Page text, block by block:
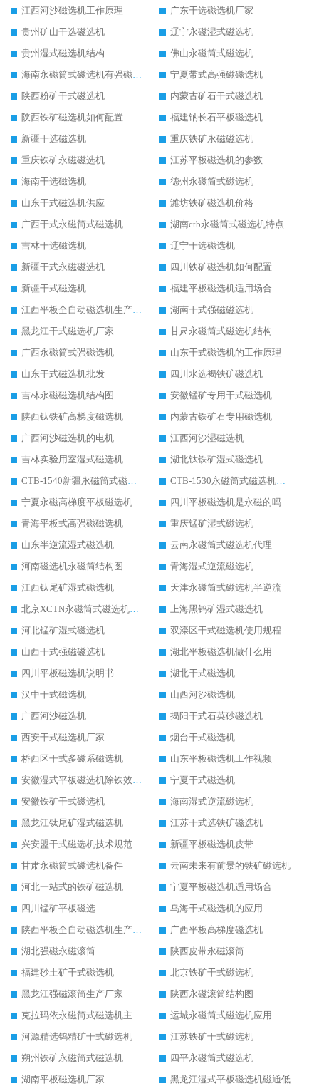
江西河沙磁选机工作原理
广东干选磁选机厂家
贵州矿山干选磁选机
辽宁永磁湿式磁选机
贵州湿式磁选机结构
佛山永磁筒式磁选机
海南永磁筒式磁选机有强磁的吗
宁夏带式高强磁磁选机
陕西粉矿干式磁选机
内蒙古矿石干式磁选机
陕西铁矿磁选机如何配置
福建钠长石平板磁选机
新疆干选磁选机
重庆铁矿永磁磁选机
重庆铁矿永磁磁选机
江苏平板磁选机的参数
海南干选磁选机
德州永磁筒式磁选机
山东干式磁选机供应
潍坊铁矿磁选机价格
广西干式永磁筒式磁选机
湖南ctb永磁筒式磁选机特点
吉林干选磁选机
辽宁干选磁选机
新疆干式永磁磁选机
四川铁矿磁选机如何配置
新疆干式磁选机
福建平板磁选机适用场合
江西平板全自动磁选机生产厂家
湖南干式强磁磁选机
黑龙江干式磁选机厂家
甘肃永磁筒式磁选机结构
广西永磁筒式强磁选机
山东干式磁选机的工作原理
山东干式磁选机批发
四川水选褐铁矿磁选机
吉林永磁磁选机结构图
安徽锰矿专用干式磁选机
陕西钛铁矿高梯度磁选机
内蒙古铁矿石专用磁选机
广西河沙磁选机的电机
江西河沙湿磁选机
吉林实验用室湿式磁选机
湖北钛铁矿湿式磁选机
CTB-1540新疆永磁筒式磁选机
CTB-1530永磁筒式磁选机代理商
宁夏永磁高梯度平板磁选机
四川平板磁选机是永磁的吗
青海平板式高强磁磁选机
重庆锰矿湿式磁选机
山东半逆流湿式磁选机
云南永磁筒式磁选机代理
河南磁选机永磁筒结构图
青海湿式逆流磁选机
江西钛尾矿湿式磁选机
天津永磁筒式磁选机半逆流
北京XCTN永磁筒式磁选机磁块位置
上海黑钨矿湿式磁选机
河北锰矿湿式磁选机
双滦区干式磁选机使用规程
山西干式强磁磁选机
湖北平板磁选机做什么用
四川平板磁选机说明书
湖北干式磁选机
汉中干式磁选机
山西河沙磁选机
广西河沙磁选机
揭阳干式石英砂磁选机
西安干式磁选机厂家
烟台干式磁选机
桥西区干式多磁系磁选机
山东平板磁选机工作视频
安徽湿式平板磁选机除铁效果怎么样
宁夏干式磁选机
安徽铁矿干式磁选机
海南湿式逆流磁选机
黑龙江钛尾矿湿式磁选机
江苏干式选铁矿磁选机
兴安盟干式磁选机技术规范
新疆平板磁选机皮带
甘肃永磁筒式磁选机备件
云南未来有前景的铁矿磁选机
河北一站式的铁矿磁选机
宁夏平板磁选机适用场合
四川锰矿平板磁选
乌海干式磁选机的应用
陕西平板全自动磁选机生产厂家
广西平板高梯度磁选机
湖北强磁永磁滚筒
陕西皮带永磁滚筒
福建砂土矿干式磁选机
北京铁矿干式磁选机
黑龙江强磁滚筒生产厂家
陕西永磁滚筒结构图
克拉玛依永磁筒式磁选机主要技术参数
运城永磁筒式磁选机应用
河源精选钨精矿干式磁选机
江苏铁矿干式磁选机
朔州铁矿永磁筒式磁选机
四平永磁筒式磁选机
湖南平板磁选机厂家
黑龙江湿式平板磁选机磁通低